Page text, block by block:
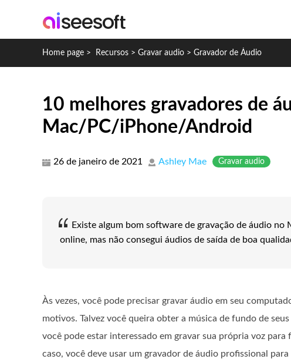
Home page > Recursos > Gravar audio > Gravador de Áudio
10 melhores gravadores de
Mac/PC/iPhone/Android
26 de janeiro de 2021 Ashley Mae Gravar audio
Existe algum bom software de gravação de áudio no
online, mas não consegui áudios de saída de boa
Às vezes, você pode precisar gravar áudio em seu
motivos. Talvez você queira obter a música de fundo de
você pode estar interessado em gravar sua própria voz para
caso, você deve usar um gravador de áudio profissional